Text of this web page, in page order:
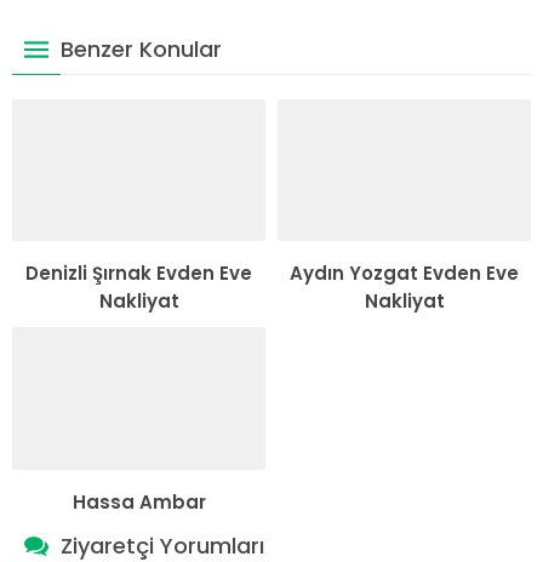
Benzer Konular
Denizli Şırnak Evden Eve
Nakliyat
Aydın Yozgat Evden Eve
Nakliyat
Hassa Ambar
Ziyaretçi Yorumları